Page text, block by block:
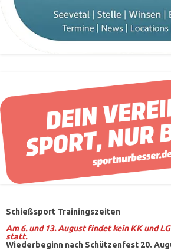
Schießsport Trainingszeiten
Am 6. und 13. August findet kein KK und
statt.
Wiederbeginn nach Schützenfest 20.